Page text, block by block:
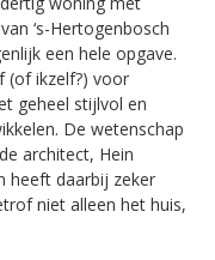
‘s-Hertogenbosch
een hele opgave.
(of ikzelf?) voor
geheel stijlvol en
De wetenschap
architect, Hein
heeft daarbij zeker
niet alleen het huis,